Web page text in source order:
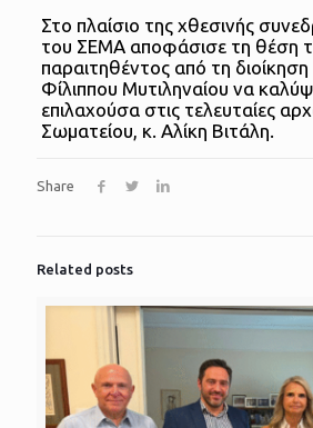
Στο πλαίσιο της χθεσινής
του ΣΕΜΑ αποφάσισε τη θέση
παραιτηθέντος από τη
Φίλιππου Μυτιληναίου να
επιλαχούσα στις τελευταίες
Σωματείου, κ. Αλίκη Βιτάλη.
Share
Related posts